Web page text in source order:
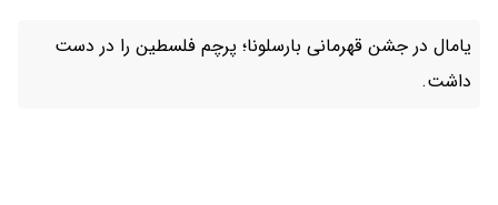
یامال در جشن قهرمانی بارسلونا؛ پرچم فلسطین را در دست
داشت.